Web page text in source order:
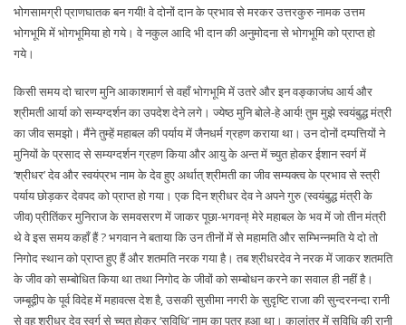
भोगसामग्री प्राणघातक बन गयी! वे दोनों दान के प्रभाव से मरकर उत्तरकुरु नामक उत्तम
भोगभूमि में भोगभूमिया हो गये। वे नकुल आदि भी दान की अनुमोदना से भोगभूमि को प्राप्त हो
गये।
किसी समय दो चारण मुनि आकाशमार्ग से वहाँ भोगभूमि में उतरे और इन वङ्काजंघ आर्य और
श्रीमती आर्या को सम्यग्दर्शन का उपदेश देने लगे। ज्येष्ठ मुनि बोले-हे आर्य! तुम मुझे स्वयंबुद्ध मंत्री
का जीव समझो। मैंने तुम्हें महाबल की पर्याय में जैनधर्म ग्रहण कराया था। उन दोनों दम्पत्तियों ने
मुनियों के प्रसाद से सम्यग्दर्शन ग्रहण किया और आयु के अन्त में च्युत होकर ईशान स्वर्ग में
‘श्रीधर’ देव और स्वयंप्रभ नाम के देव हुए अर्थात् श्रीमती का जीव सम्यक्त्व के प्रभाव से स्त्री
पर्याय छोड़कर देवपद को प्राप्त हो गया। एक दिन श्रीधर देव ने अपने गुरु (स्वयंबुद्ध मंत्री के
जीव) प्रीतिंकर मुनिराज के समवसरण में जाकर पूछा-भगवन्! मेरे महाबल के भव में जो तीन मंत्री
थे वे इस समय कहाँ हैं ? भगवान ने बताया कि उन तीनों में से महामति और सम्भिन्नमति ये दो तो
निगोद स्थान को प्राप्त हुए हैं और शतमति नरक गया है। तब श्रीधरदेव ने नरक में जाकर शतमति
के जीव को सम्बोधित किया था तथा निगोद के जीवों को सम्बोधन करने का सवाल ही नहीं है।
जम्बूद्वीप के पूर्व विदेह में महावत्स देश है, उसकी सुसीमा नगरी के सुदृष्टि राजा की सुन्दरनन्दा रानी
से वह श्रीधर देव स्वर्ग से च्युत होकर ‘सुविधि’ नाम का पुत्र हुआ था। कालांतर में सुविधि की रानी